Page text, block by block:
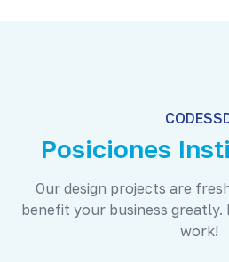
Posiciones
Our design projects are
benefit your business
work!